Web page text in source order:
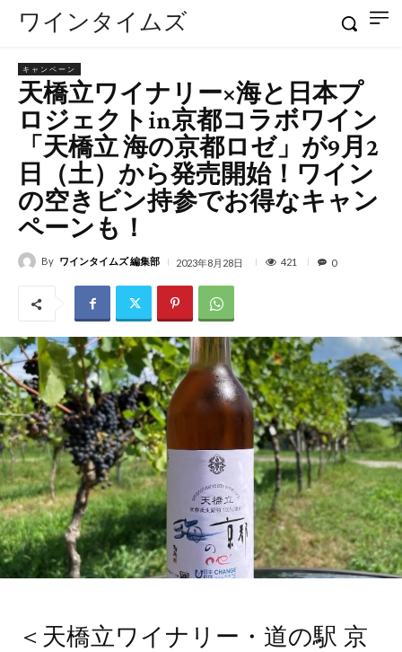
ワインタイムズ
キャンペーン
天橋立ワイナリー×海と日本プ
ロジェクトin京都コラボワイン
「天橋立 海の京都ロゼ」が9月2
日（土）から発売開始！ワイン
の空きビン持参でお得なキャン
ペーンも！
By ワインタイムズ 編集部 2023年8月28日 421 0
＜天橋立ワイナリー・道の駅 京